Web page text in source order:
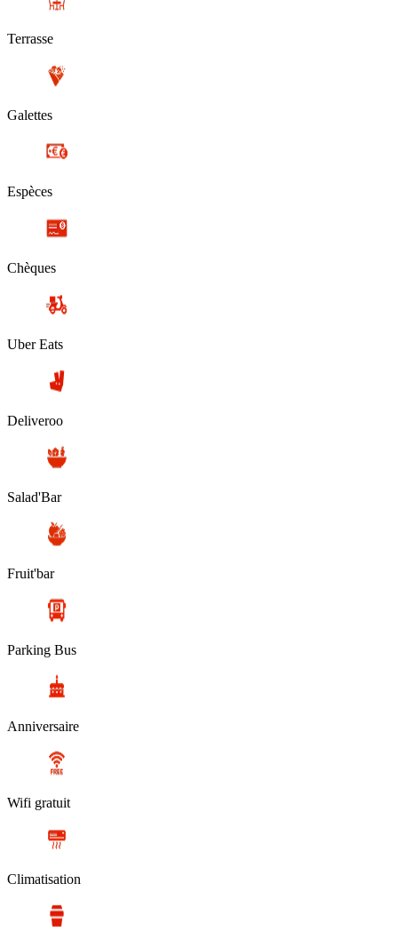
Terrasse
Galettes
Espèces
Chèques
Uber Eats
Deliveroo
Salad'Bar
Fruit'bar
Parking Bus
Anniversaire
Wifi gratuit
Climatisation